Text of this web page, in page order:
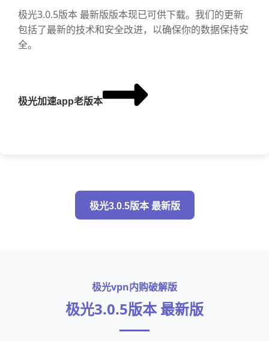
极光3.0.5版本 最新版版本现已可供下载。我们的更新
包括了最新的技术和安全改进，以确保你的数据保持安
全。
极光加速app老版本
极光3.0.5版本 最新版
极光vpn内购破解版
极光3.0.5版本 最新版